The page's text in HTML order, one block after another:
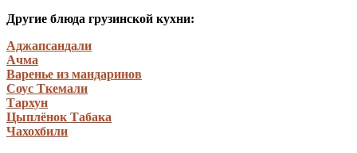
Другие блюда грузинской кухни:
Аджапсандали
Ачма
Варенье из мандаринов
Соус Ткемали
Тархун
Цыплёнок Табака
Чахохбили